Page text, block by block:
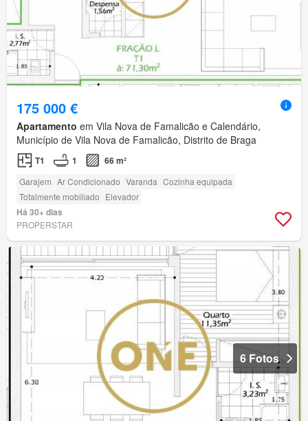
175 000 €
Apartamento em Vila Nova de Famalicão e Calendário,
Município de Vila Nova de Famalicão, Distrito de Braga
T1 1 66 m²
Garajem Ar Condicionado Varanda Cozinha equipada
Totalmente mobiliado Elevador
Há 30+ dias
PROPERSTAR
6 Fotos